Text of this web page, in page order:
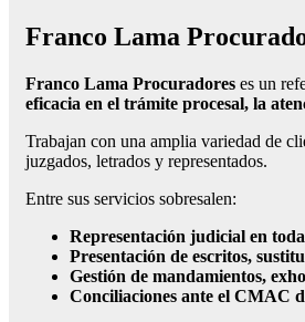
Franco Lama
Franco Lama Procuradores es un
eficacia en el trámite procesal, la
Trabajan con una amplia variedad de
juzgados, letrados y representados.
Entre sus servicios sobresalen:
Representación judicial en
Presentación de escritos,
Gestión de mandamientos,
Conciliaciones ante el CMAC